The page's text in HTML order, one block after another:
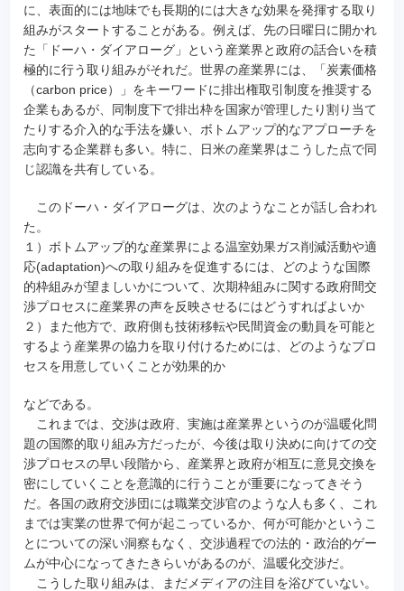
に、表面的には地味でも長期的には大きな効果を発揮する取り
組みがスタートすることがある。例えば、先の日曜日に開かれ
た「ドーハ・ダイアローグ」という産業界と政府の話合いを積
極的に行う取り組みがそれだ。世界の産業界には、「炭素価格
（carbon price）」をキーワードに排出権取引制度を推奨する
企業もあるが、同制度下で排出枠を国家が管理したり割り当て
たりする介入的な手法を嫌い、ボトムアップ的なアプローチを
志向する企業群も多い。特に、日米の産業界はこうした点で同
じ認識を共有している。
このドーハ・ダイアローグは、次のようなことが話し合われ
た。
１）ボトムアップ的な産業界による温室効果ガス削減活動や適
応(adaptation)への取り組みを促進するには、どのような国際
的枠組みが望ましいかについて、次期枠組みに関する政府間交
渉プロセスに産業界の声を反映させるにはどうすればよいか
２）また他方で、政府側も技術移転や民間資金の動員を可能と
するよう産業界の協力を取り付けるためには、どのようなプロ
セスを用意していくことが効果的か
などである。
これまでは、交渉は政府、実施は産業界というのが温暖化問
題の国際的取り組み方だったが、今後は取り決めに向けての交
渉プロセスの早い段階から、産業界と政府が相互に意見交換を
密にしていくことを意識的に行うことが重要になってきそう
だ。各国の政府交渉団には職業交渉官のような人も多く、これ
までは実業の世界で何が起こっているか、何が可能かというこ
とについての深い洞察もなく、交渉過程での法的・政治的ゲー
ムが中心になってきたきらいがあるのが、温暖化交渉だ。
こうした取り組みは、まだメディアの注目を浴びていない。